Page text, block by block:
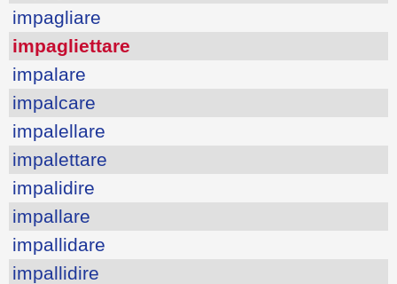
impagliare
impagliettare
impalare
impalcare
impalellare
impalettare
impalidire
impallare
impallidare
impallidire